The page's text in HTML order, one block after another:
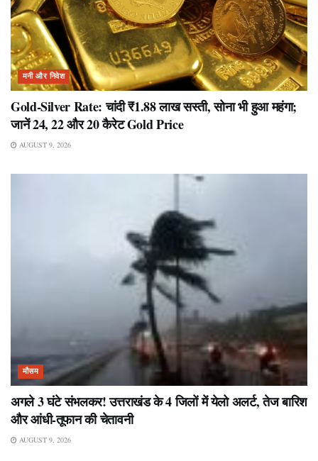
मनी और निवेश
Gold-Silver Rate: चांदी ₹1.88 लाख सस्ती, सोना भी हुआ महंगा;
जानें 24, 22 और 20 कैरेट Gold Price
AUGUST 9, 2026
मौसम
अगले 3 घंटे संभलकर! उत्तराखंड के 4 जिलों में येलो अलर्ट, तेज बारिश
और आंधी-तूफान की चेतावनी
AUGUST 9, 2026